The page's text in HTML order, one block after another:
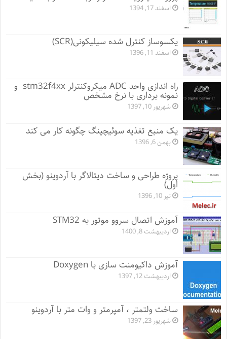
اسفند 17, 1394
یکسوساز کنترل شده سیلیکونی(SCR)
اسفند 11, 1396
راه اندازی واحد ADC میکروکنترلر stm32f4xx و
نمونه برداری با نرخ مشخص
شهریور 10, 1397
یک منبع تغذیه سوئیچینگ چگونه کار می کند
بهمن 6, 1396
پروژه طراحی و ساخت دیتالاگر با آردوینو (بخش
اول)
تیر 10, 1396
آموزش اتصال سروو موتور به STM32
اردیبهشت 8, 1400
آموزش داکیومنت سازی با Doxygen
اردیبهشت 12, 1397
ساخت ولتمتر ، آمپرمتر و وات متر با آردوینو
شهریور 23, 1397